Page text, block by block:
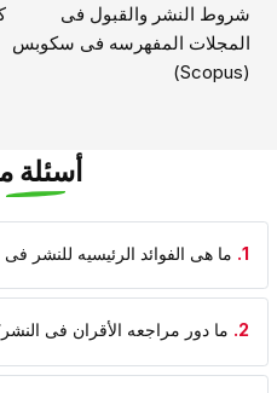
شروط النشر والقبول فی
المجلات المفهرسه فی سکوبس
(Scopus)
أسئلة
1. ما هی الفوائد الرئیسیه للنشر
2. ما دور مراجعه الأقران فی